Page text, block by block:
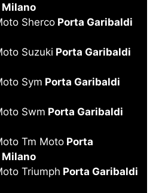
Sherco Porta Garibaldi
Suzuki Porta Garibaldi
Sym Porta Garibaldi
Swm Porta Garibaldi
Tm Moto Porta
Triumph Porta Garibaldi